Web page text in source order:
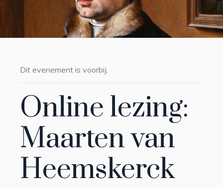
Dit evenement is voorbij.
Online lezing:
Maarten van
Heemskerck